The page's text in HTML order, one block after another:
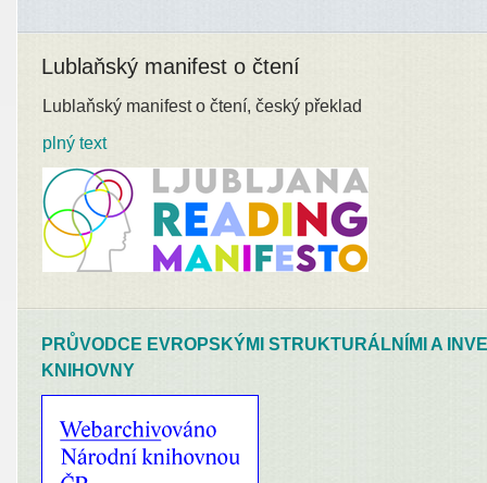
Lublaňský manifest o čtení
Lublaňský manifest o čtení, český překlad
plný text
PRŮVODCE EVROPSKÝMI STRUKTURÁLNÍMI A
KNIHOVNY